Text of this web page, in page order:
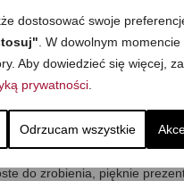
dostosować swoje
. W dowolnym
Aby dowiedzieć się więcej,
prywatności
Odrzucam wszystkie
z
(bez mąki,
ciasto marchewkowe z
cukru, a wciąż pulchne i
do zrobienia, pięknie